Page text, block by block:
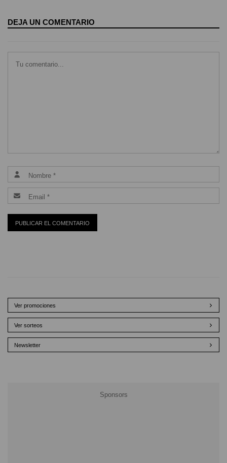
DEJA UN COMENTARIO
Ver promociones
Ver sorteos
Newsletter